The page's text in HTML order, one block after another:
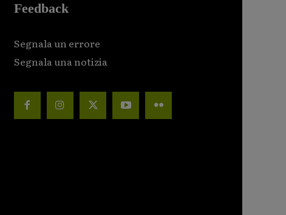
Feedback
Segnala un errore
Segnala una notizia